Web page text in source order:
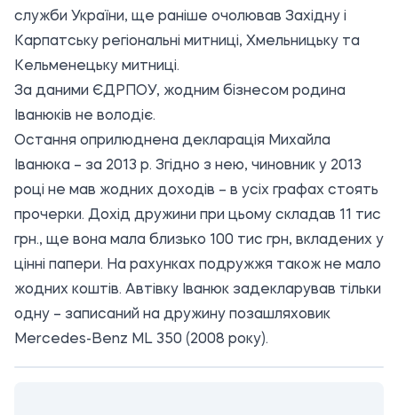
служби України, ще раніше очолював Західну і
Карпатську регіональні митниці, Хмельницьку та
Кельменецьку митниці.
За даними ЄДРПОУ, жодним бізнесом родина
Іванюків не володіє.
Остання оприлюднена декларація Михайла
Іванюка – за 2013 р. Згідно з нею, чиновник у 2013
році не мав жодних доходів – в усіх графах стоять
прочерки. Дохід дружини при цьому складав 11 тис
грн., ще вона мала близько 100 тис грн, вкладених у
цінні папери. На рахунках подружжя також не мало
жодних коштів. Автівку Іванюк задекларував тільки
одну – записаний на дружину позашляховик
Mercedes-Benz ML 350 (2008 року).